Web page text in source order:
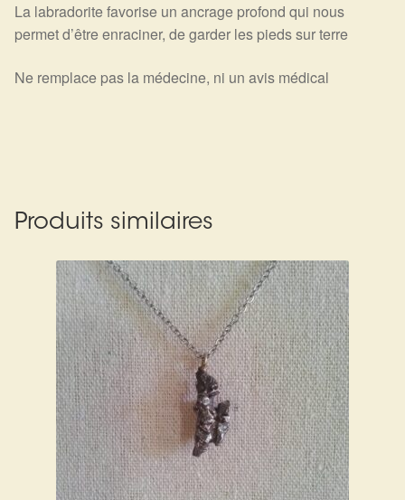
La labradorite favorise un ancrage profond qui nous
permet d’être enraciner, de garder les pieds sur terre
Ne remplace pas la médecine, ni un avis médical
Produits similaires